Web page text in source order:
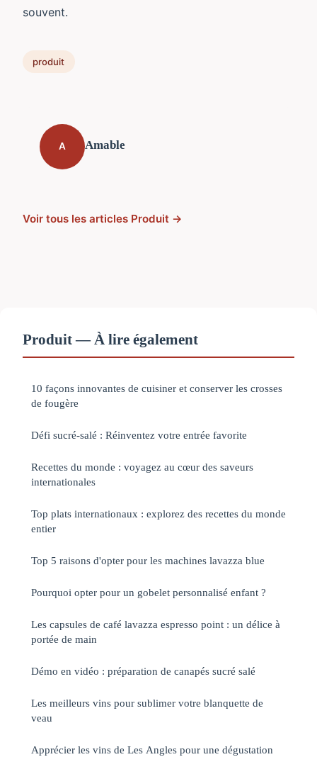
souvent.
produit
A Amable
Voir tous les articles Produit →
Produit — À lire également
10 façons innovantes de cuisiner et conserver les crosses
de fougère
Défi sucré-salé : Réinventez votre entrée favorite
Recettes du monde : voyagez au cœur des saveurs
internationales
Top plats internationaux : explorez des recettes du monde
entier
Top 5 raisons d'opter pour les machines lavazza blue
Pourquoi opter pour un gobelet personnalisé enfant ?
Les capsules de café lavazza espresso point : un délice à
portée de main
Démo en vidéo : préparation de canapés sucré salé
Les meilleurs vins pour sublimer votre blanquette de
veau
Apprécier les vins de Les Angles pour une dégustation